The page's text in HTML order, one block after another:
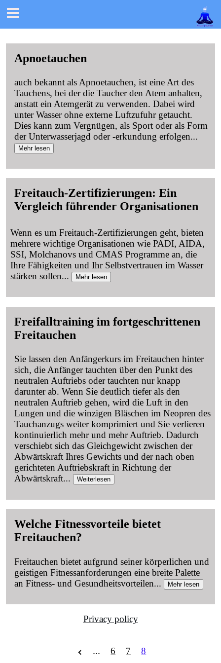

Apnoetauchen
auch bekannt als Apnoetauchen, ist eine Art des
Tauchens, bei der die Taucher den Atem anhalten,
anstatt ein Atemgerät zu verwenden. Dabei wird
unter Wasser ohne externe Luftzufuhr getaucht.
Dies kann zum Vergnügen, als Sport oder als Form
der Unterwasserjagd oder -erkundung erfolgen...
Mehr lesen
Freitauch-Zertifizierungen: Ein
Vergleich führender Organisationen
Wenn es um Freitauch-Zertifizierungen geht, bieten
mehrere wichtige Organisationen wie PADI, AIDA,
SSI, Molchanovs und CMAS Programme an, die
Ihre Fähigkeiten und Ihr Selbstvertrauen im Wasser
stärken sollen... Mehr lesen
Freifalltraining im fortgeschrittenen
Freitauchen
Sie lassen den Anfängerkurs im Freitauchen hinter
sich, die Anfänger tauchten über den Punkt des
neutralen Auftriebs oder tauchten nur knapp
darunter ab. Wenn Sie deutlich tiefer als den
neutralen Auftrieb gehen, wird die Luft in den
Lungen und die winzigen Bläschen im Neopren des
Tauchanzugs weiter komprimiert und Sie verlieren
kontinuierlich mehr und mehr Auftrieb. Dadurch
verschiebt sich das Gleichgewicht zwischen der
Abwärtskraft Ihres Gewichts und der nach oben
gerichteten Auftriebskraft in Richtung der
Abwärtskraft... Weiterlesen
Welche Fitnessvorteile bietet
Freitauchen?
Freitauchen bietet aufgrund seiner körperlichen und
geistigen Fitnessanforderungen eine breite Palette
an Fitness- und Gesundheitsvorteilen... Mehr lesen
Privacy policy
... 6 7 8